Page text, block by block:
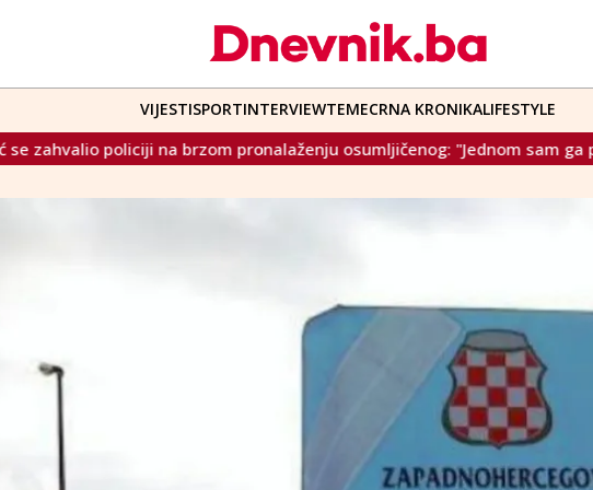
VIJESTISPORTINTERVIEWTEMECRNA KRONIKALIFESTYLE
pronalaženju osumljičenog: "Jednom sam ga primio u delegaciji, ali od